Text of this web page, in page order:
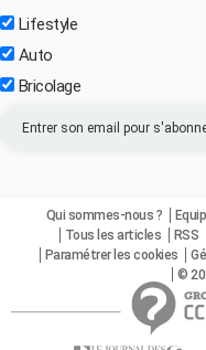
Lifestyle
Auto
Bricolage
Qui sommes-nous ?
Tous les articles
RSS
Paramétrer les cookies
©